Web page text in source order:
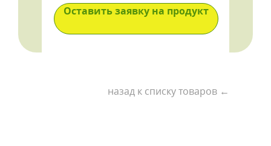
Оставить заявку на продукт
назад к списку товаров ←